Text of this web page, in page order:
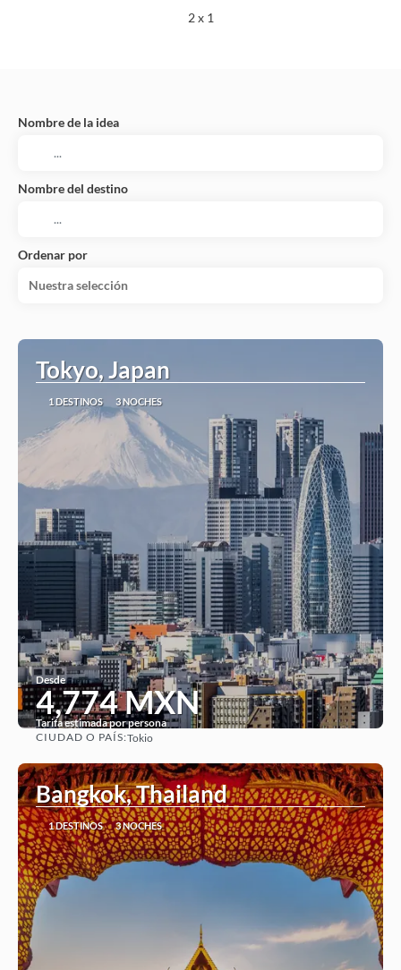
2 x 1
Nombre de la idea
Nombre del destino
Ordenar por
Nuestra selección
Tokyo, Japan
1 DESTINOS 3 NOCHES
Desde
4,774 MXN
Tarifa estimada por persona
CIUDAD O PAÍS:Tokio
Bangkok, Thailand
1 DESTINOS 3 NOCHES